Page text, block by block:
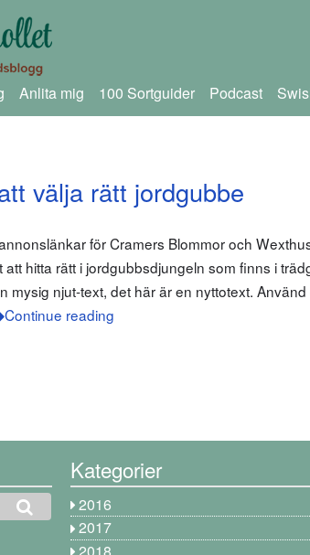
Anlita mig 100 Sortguider Podcast
välja rätt jordgubbe
för Cramers Blommor och
hitta rätt i jordgubbsdjungeln som finns i
mysig njut-text, det här är en nyttotext.
Continue reading
Kategorier
2016
2017